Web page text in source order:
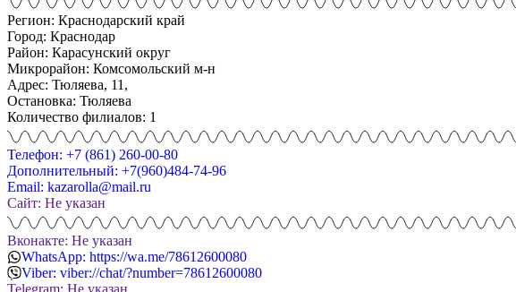
Регион: Краснодарский край
Город: Краснодар
Район: Карасунский округ
Микрорайон: Комсомольский м-н
Адрес: Тюляева, 11,
Остановка: Тюляева
Количество филиалов: 1
Телефон: +7 (861) 260-00-80
Дополнительный: +7(960)484-74-96
Email: kazarolla@mail.ru
Сайт: Не указан
Вконакте: Не указан
WhatsApp: https://wa.me/78612600080
Viber: viber://chat/?number=78612600080
Telegram: Не указан